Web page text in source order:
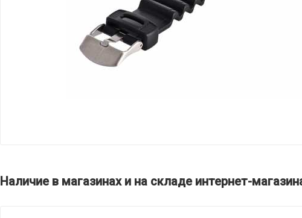
Наличие в магазинах и на складе интернет-